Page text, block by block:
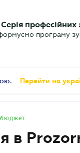
Календарь
професійних
програму
Перейти на
бюджет
в